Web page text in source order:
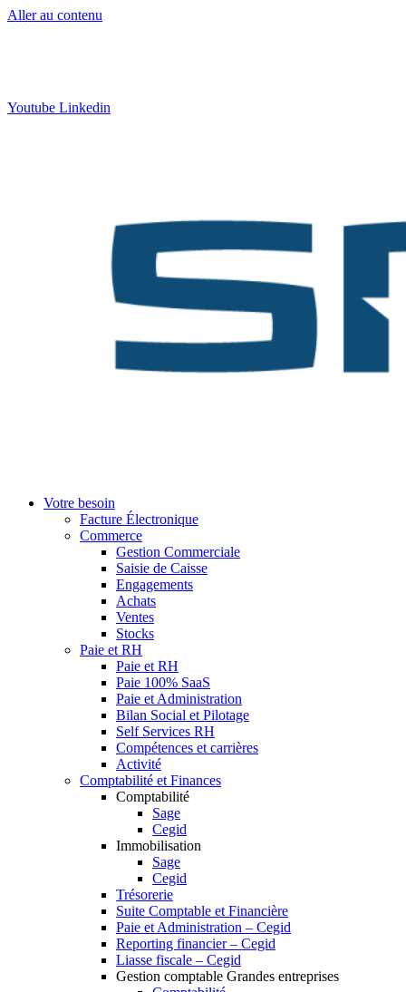
Aller au contenu
Youtube Linkedin
Votre besoin
Facture Électronique
Commerce
Gestion Commerciale
Saisie de Caisse
Engagements
Achats
Ventes
Stocks
Paie et RH
Paie et RH
Paie 100% SaaS
Paie et Administration
Bilan Social et Pilotage
Self Services RH
Compétences et carrières
Activité
Comptabilité et Finances
Comptabilité
Sage
Cegid
Immobilisation
Sage
Cegid
Trésorerie
Suite Comptable et Financière
Paie et Administration – Cegid
Reporting financier – Cegid
Liasse fiscale – Cegid
Gestion comptable Grandes entreprises